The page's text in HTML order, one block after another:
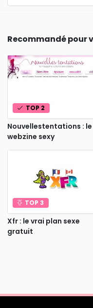
Recommandé pour
TOP 2
Nouvellestentations : le
webzine sexy
TOP 3
Xfr : le vrai plan sexe
gratuit